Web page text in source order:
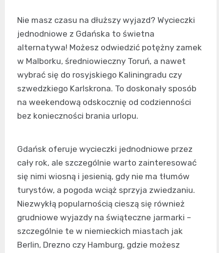
Nie masz czasu na dłuższy wyjazd? Wycieczki
jednodniowe z Gdańska to świetna
alternatywa! Możesz odwiedzić potężny zamek
w Malborku, średniowieczny Toruń, a nawet
wybrać się do rosyjskiego Kaliningradu czy
szwedzkiego Karlskrona. To doskonały sposób
na weekendową odskocznię od codzienności
bez konieczności brania urlopu.
Gdańsk oferuje wycieczki jednodniowe przez
cały rok, ale szczególnie warto zainteresować
się nimi wiosną i jesienią, gdy nie ma tłumów
turystów, a pogoda wciąż sprzyja zwiedzaniu.
Niezwykłą popularnością cieszą się również
grudniowe wyjazdy na świąteczne jarmarki –
szczególnie te w niemieckich miastach jak
Berlin, Drezno czy Hamburg, gdzie możesz